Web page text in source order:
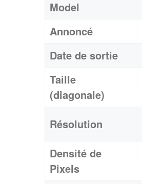
Model
Annoncé
Date de sortie
Taille
(diagonale)
Résolution
Densité de
Pixels